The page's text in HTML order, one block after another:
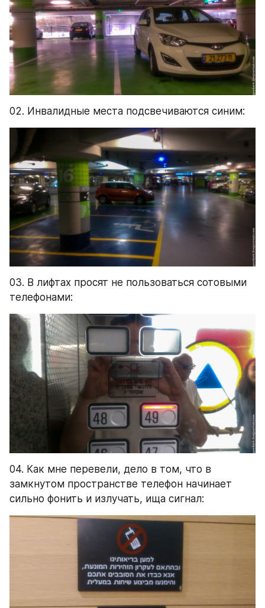
02. Инвалидные места подсвечиваются синим:
03. В лифтах просят не пользоваться сотовыми
телефонами:
04. Как мне перевели, дело в том, что в
замкнутом пространстве телефон начинает
сильно фонить и излучать, ища сигнал: